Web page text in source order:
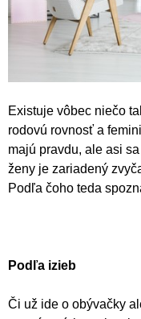
Existuje vôbec niečo
rodovú rovnosť a
majú pravdu, ale asi
ženy je zariadený
Podľa čoho teda
Podľa izieb
Či už ide o obývačky